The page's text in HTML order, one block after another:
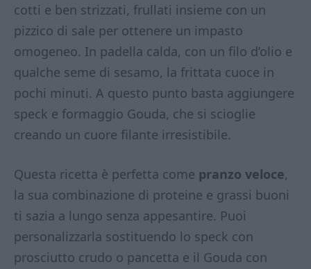
cotti e ben strizzati, frullati insieme con un
pizzico di sale per ottenere un impasto
omogeneo. In padella calda, con un filo d’olio e
qualche seme di sesamo, la frittata cuoce in
pochi minuti. A questo punto basta aggiungere
speck e formaggio Gouda, che si scioglie
creando un cuore filante irresistibile.
Questa ricetta è perfetta come pranzo veloce,
la sua combinazione di proteine e grassi buoni
ti sazia a lungo senza appesantire. Puoi
personalizzarla sostituendo lo speck con
prosciutto crudo o pancetta e il Gouda con